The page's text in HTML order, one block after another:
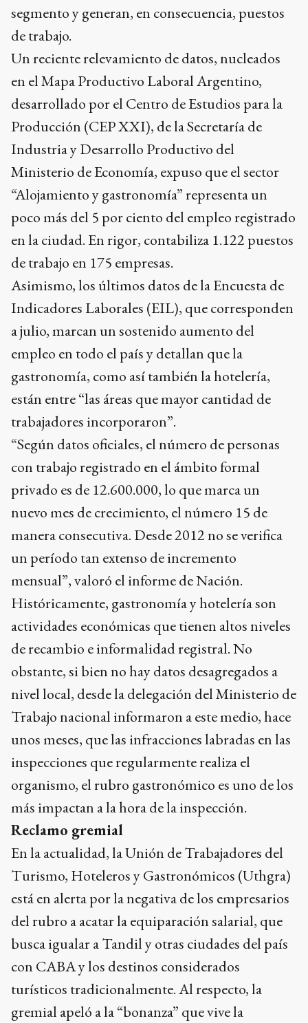
segmento y generan, en consecuencia, puestos
de trabajo.
Un reciente relevamiento de datos, nucleados
en el Mapa Productivo Laboral Argentino,
desarrollado por el Centro de Estudios para la
Producción (CEP XXI), de la Secretaría de
Industria y Desarrollo Productivo del
Ministerio de Economía, expuso que el sector
“Alojamiento y gastronomía” representa un
poco más del 5 por ciento del empleo registrado
en la ciudad. En rigor, contabiliza 1.122 puestos
de trabajo en 175 empresas.
Asimismo, los últimos datos de la Encuesta de
Indicadores Laborales (EIL), que corresponden
a julio, marcan un sostenido aumento del
empleo en todo el país y detallan que la
gastronomía, como así también la hotelería,
están entre “las áreas que mayor cantidad de
trabajadores incorporaron”.
“Según datos oficiales, el número de personas
con trabajo registrado en el ámbito formal
privado es de 12.600.000, lo que marca un
nuevo mes de crecimiento, el número 15 de
manera consecutiva. Desde 2012 no se verifica
un período tan extenso de incremento
mensual”, valoró el informe de Nación.
Históricamente, gastronomía y hotelería son
actividades económicas que tienen altos niveles
de recambio e informalidad registral. No
obstante, si bien no hay datos desagregados a
nivel local, desde la delegación del Ministerio de
Trabajo nacional informaron a este medio, hace
unos meses, que las infracciones labradas en las
inspecciones que regularmente realiza el
organismo, el rubro gastronómico es uno de los
más impactan a la hora de la inspección.
Reclamo gremial
En la actualidad, la Unión de Trabajadores del
Turismo, Hoteleros y Gastronómicos (Uthgra)
está en alerta por la negativa de los empresarios
del rubro a acatar la equiparación salarial, que
busca igualar a Tandil y otras ciudades del país
con CABA y los destinos considerados
turísticos tradicionalmente. Al respecto, la
gremial apeló a la “bonanza” que vive la